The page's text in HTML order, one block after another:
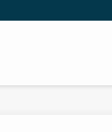
等。太ったり悩